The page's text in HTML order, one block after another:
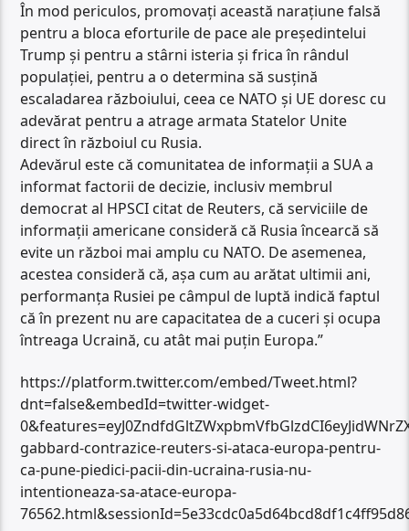
În mod periculos, promovați această narațiune falsă
pentru a bloca eforturile de pace ale președintelui
Trump și pentru a stârni isteria și frica în rândul
populației, pentru a o determina să susțină
escaladarea războiului, ceea ce NATO și UE doresc cu
adevărat pentru a atrage armata Statelor Unite
direct în războiul cu Rusia.
Adevărul este că comunitatea de informații a SUA a
informat factorii de decizie, inclusiv membrul
democrat al HPSCI citat de Reuters, că serviciile de
informații americane consideră că Rusia încearcă să
evite un război mai amplu cu NATO. De asemenea,
acestea consideră că, așa cum au arătat ultimii ani,
performanța Rusiei pe câmpul de luptă indică faptul
că în prezent nu are capacitatea de a cuceri și ocupa
întreaga Ucraină, cu atât mai puțin Europa.”
https://platform.twitter.com/embed/Tweet.html?
dnt=false&embedId=twitter-widget-
gabbard-contrazice-reuters-si-ataca-europa-pentru-
ca-pune-piedici-pacii-din-ucraina-rusia-nu-
intentioneaza-sa-atace-europa-